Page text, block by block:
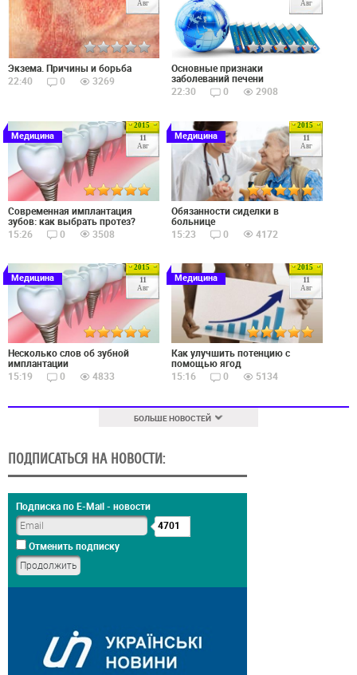
Авг
Экзема. Причины и борьба
22:40
0 3269
Авг
Основные признаки
заболеваний печени
22:30
0 2908
2015
11
Авг
Медицина
Современная имплантация
зубов: как выбрать протез?
15:26
0 3508
2015
11
Авг
Медицина
Обязанности сиделки в
больнице
15:23
0 4172
2015
11
Авг
Медицина
Несколько слов об зубной
имплантации
15:19
0 4833
2015
11
Авг
Медицина
Как улучшить потенцию с
помощью ягод
15:16
0 5134
БОЛЬШЕ НОВОСТЕЙ
ПОДПИСАТЬСЯ НА НОВОСТИ:
Подписка по E-Mail - новости
4701
Отменить подписку